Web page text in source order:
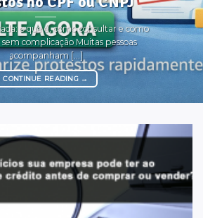
o que é, como consultar e como
complicação Muitas pessoas
acompanham [...]
CONTINUE READING →